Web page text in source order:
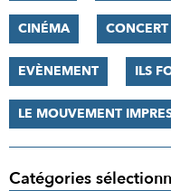
CINÉMA CONCERT
EVÈNEMENT ILS
LE MOUVEMENT
Catégories